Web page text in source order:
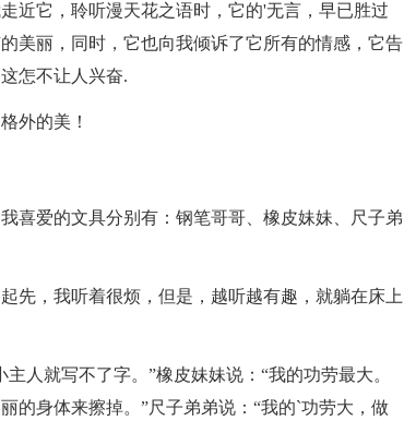
近它，聆听漫天花之语时，它的'无言，早已胜过
美丽，同时，它也向我倾诉了它所有的情感，它告
怎不让人兴奋.
外的美！
喜爱的文具分别有：钢笔哥哥、橡皮妹妹、尺子弟
先，我听着很烦，但是，越听越有趣，就躺在床上
人就写不了字。”橡皮妹妹说：“我的功劳最大。
的身体来擦掉。”尺子弟弟说：“我的`功劳大，做